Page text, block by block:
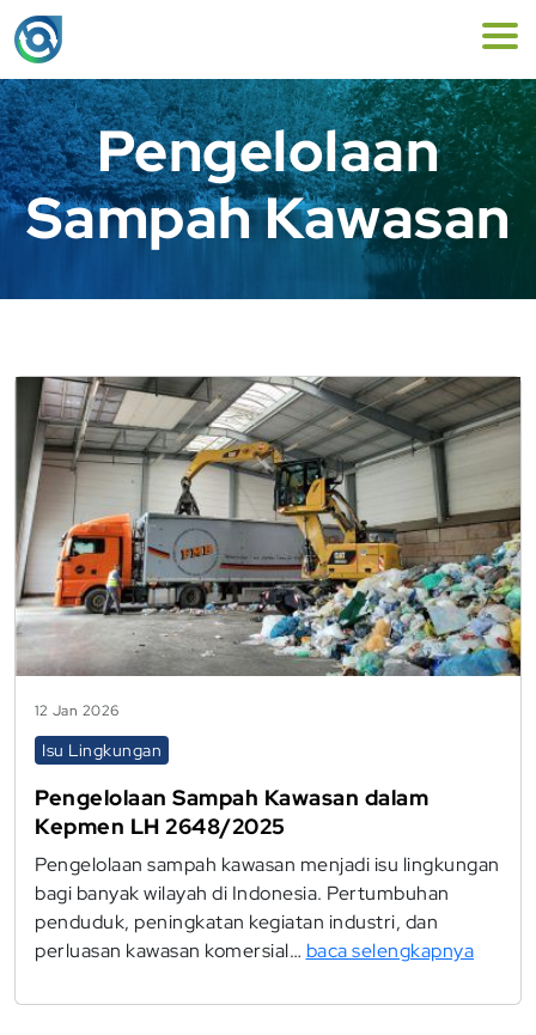
Pengelolaan
Sampah Kawasan
12 Jan 2026
Isu Lingkungan
Pengelolaan Sampah Kawasan dalam
Kepmen LH 2648/2025
Pengelolaan sampah kawasan menjadi isu lingkungan
bagi banyak wilayah di Indonesia. Pertumbuhan
penduduk, peningkatan kegiatan industri, dan
perluasan kawasan komersial… baca selengkapnya